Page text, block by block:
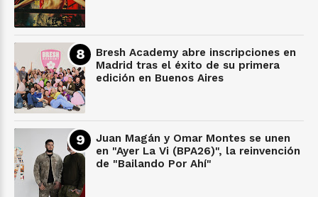
Bresh Academy abre inscripciones en
Madrid tras el éxito de su primera
edición en Buenos Aires
Juan Magán y Omar Montes se unen
en "Ayer La Vi (BPA26)", la reinvención
de "Bailando Por Ahí"